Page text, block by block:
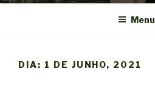
Menu
DIA: 1 DE JUNHO, 2021